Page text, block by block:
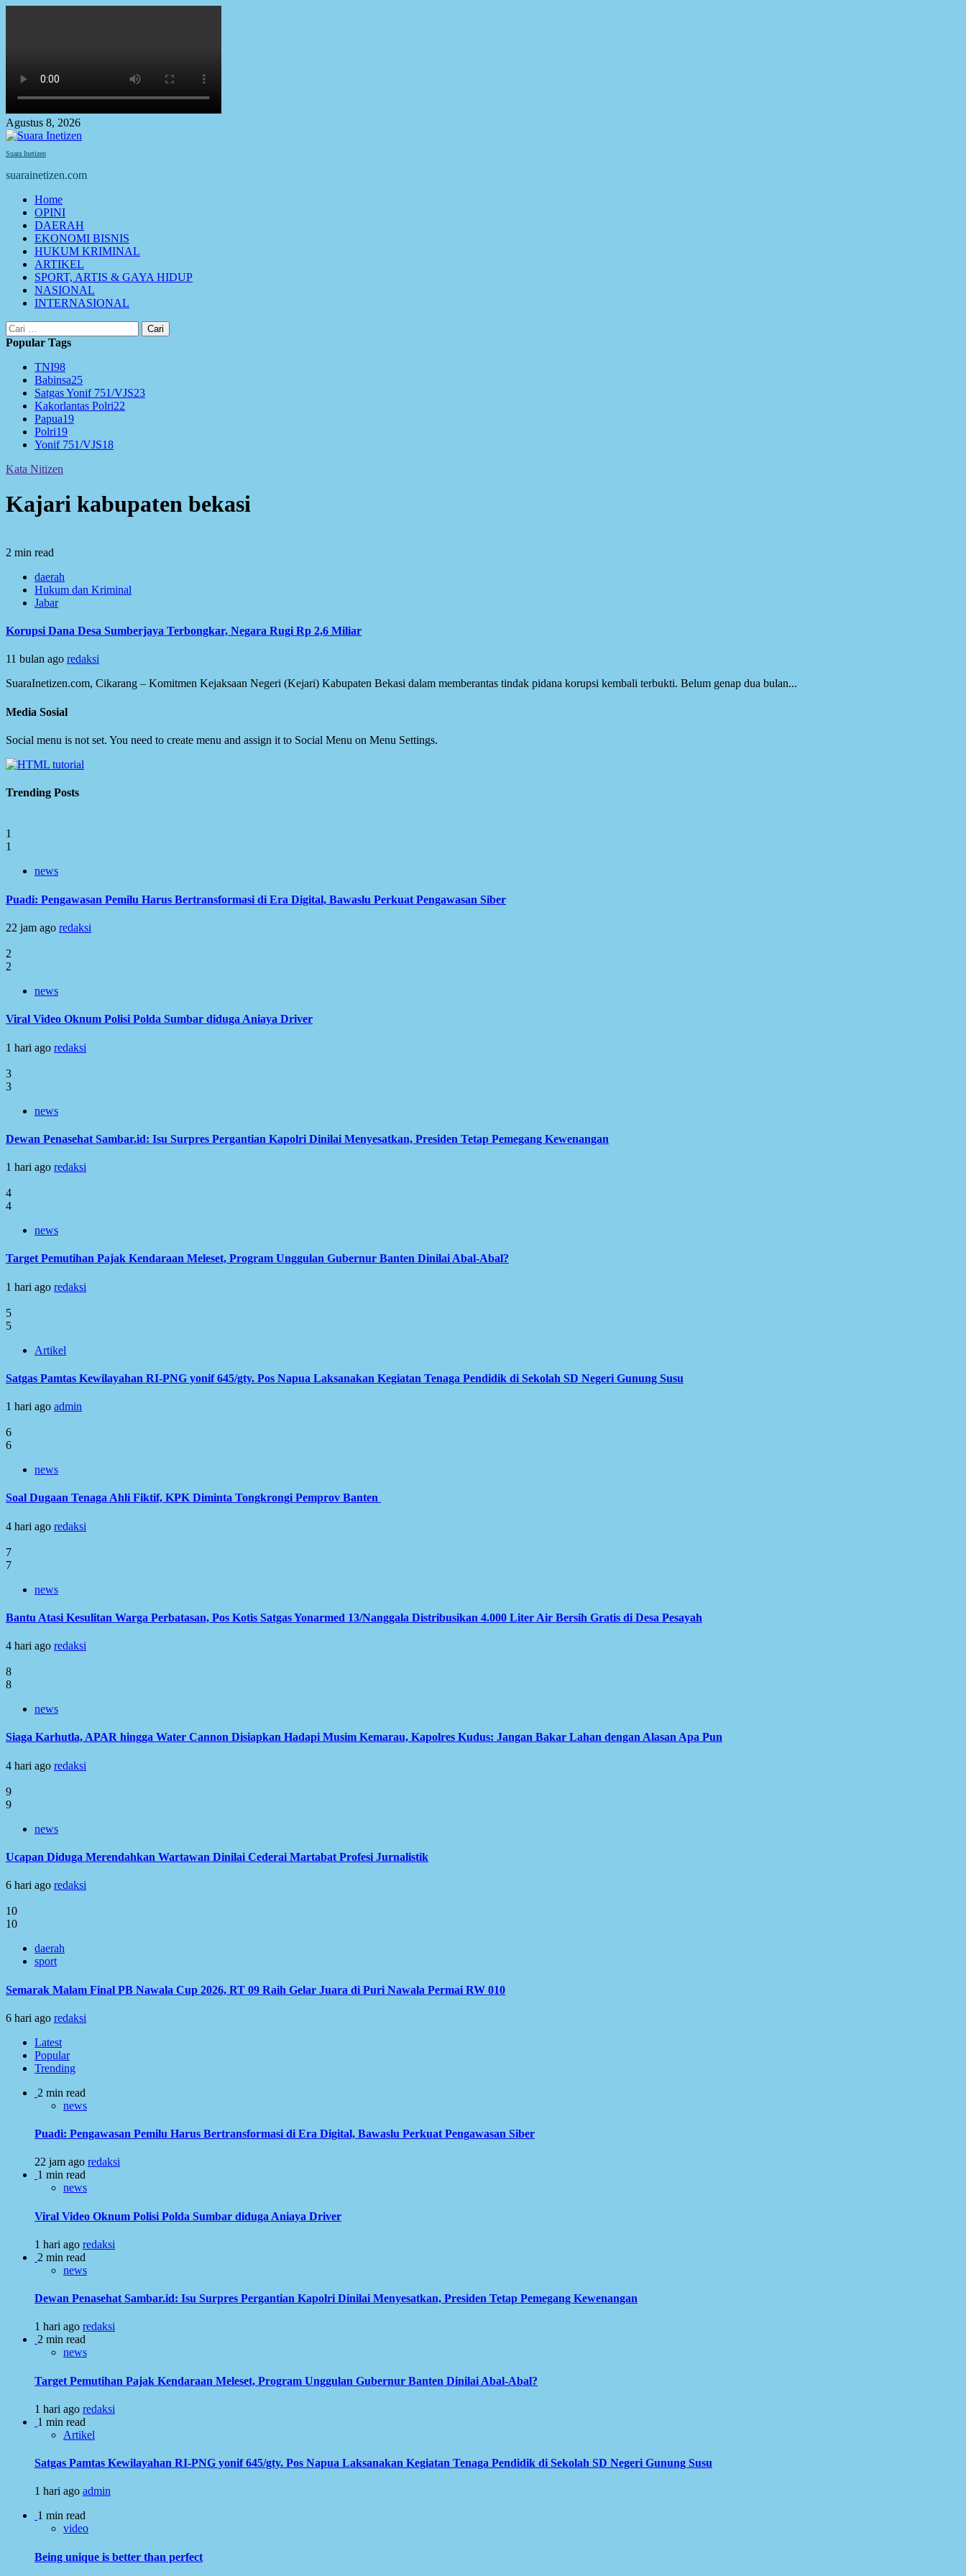
Agustus 8, 2026
Suara Inetizen
suarainetizen.com
Primary
Menu
Home
OPINI
DAERAH
EKONOMI BISNIS
HUKUM KRIMINAL
ARTIKEL
SPORT, ARTIS & GAYA HIDUP
NASIONAL
INTERNASIONAL
Cari
untuk:
Popular Tags
TNI98
Babinsa25
Satgas Yonif 751/VJS23
Kakorlantas Polri22
Papua19
Polri19
Yonif 751/VJS18
Kata Nitizen
Kajari kabupaten bekasi
2 min read
daerah
Hukum dan Kriminal
Jabar
Korupsi Dana Desa Sumberjaya Terbongkar, Negara Rugi Rp 2,6 Miliar
11 bulan ago redaksi
SuaraInetizen.com, Cikarang – Komitmen Kejaksaan Negeri (Kejari) Kabupaten Bekasi dalam memberantas tindak pidana korupsi kembali terbukti. Belum genap dua bulan...
Media Sosial
Social menu is not set. You need to create menu and assign it to Social Menu on Menu Settings.
Trending Posts
1
1
news
Puadi: Pengawasan Pemilu Harus Bertransformasi di Era Digital, Bawaslu Perkuat Pengawasan Siber
22 jam ago redaksi
2
2
news
Viral Video Oknum Polisi Polda Sumbar diduga Aniaya Driver
1 hari ago redaksi
3
3
news
Dewan Penasehat Sambar.id: Isu Surpres Pergantian Kapolri Dinilai Menyesatkan, Presiden Tetap Pemegang Kewenangan
1 hari ago redaksi
4
4
news
Target Pemutihan Pajak Kendaraan Meleset, Program Unggulan Gubernur Banten Dinilai Abal-Abal?
1 hari ago redaksi
5
5
Artikel
Satgas Pamtas Kewilayahan RI-PNG yonif 645/gty. Pos Napua Laksanakan Kegiatan Tenaga Pendidik di Sekolah SD Negeri Gunung Susu
1 hari ago admin
6
6
news
Soal Dugaan Tenaga Ahli Fiktif, KPK Diminta Tongkrongi Pemprov Banten
4 hari ago redaksi
7
7
news
Bantu Atasi Kesulitan Warga Perbatasan, Pos Kotis Satgas Yonarmed 13/Nanggala Distribusikan 4.000 Liter Air Bersih Gratis di Desa Pesayah
4 hari ago redaksi
8
8
news
Siaga Karhutla, APAR hingga Water Cannon Disiapkan Hadapi Musim Kemarau, Kapolres Kudus: Jangan Bakar Lahan dengan Alasan Apa Pun
4 hari ago redaksi
9
9
news
Ucapan Diduga Merendahkan Wartawan Dinilai Cederai Martabat Profesi Jurnalistik
6 hari ago redaksi
10
10
daerah
sport
Semarak Malam Final PB Nawala Cup 2026, RT 09 Raih Gelar Juara di Puri Nawala Permai RW 010
6 hari ago redaksi
Latest
Popular
Trending
2 min read
news
Puadi: Pengawasan Pemilu Harus Bertransformasi di Era Digital, Bawaslu Perkuat Pengawasan Siber
22 jam ago redaksi
1 min read
news
Viral Video Oknum Polisi Polda Sumbar diduga Aniaya Driver
1 hari ago redaksi
2 min read
news
Dewan Penasehat Sambar.id: Isu Surpres Pergantian Kapolri Dinilai Menyesatkan, Presiden Tetap Pemegang Kewenangan
1 hari ago redaksi
2 min read
news
Target Pemutihan Pajak Kendaraan Meleset, Program Unggulan Gubernur Banten Dinilai Abal-Abal?
1 hari ago redaksi
1 min read
Artikel
Satgas Pamtas Kewilayahan RI-PNG yonif 645/gty. Pos Napua Laksanakan Kegiatan Tenaga Pendidik di Sekolah SD Negeri Gunung Susu
1 hari ago admin
1 min read
video
Being unique is better than perfect